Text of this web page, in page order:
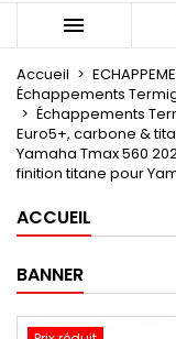

Accueil
Échappements
Échappements
Euro5+, carbone &
Yamaha Tmax 560
finition titane pour
ACCUEIL
BANNER